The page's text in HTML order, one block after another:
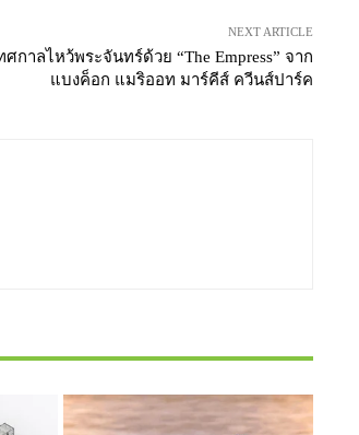
NEXT ARTICLE
ศกาลไหว้พระจันทร์ด้วย “The Empress” จาก
แบงค็อก แมริออท มาร์คีส์ ควีนส์ปาร์ค